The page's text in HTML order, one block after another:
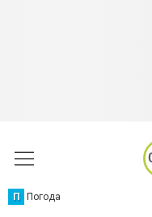
П Погода